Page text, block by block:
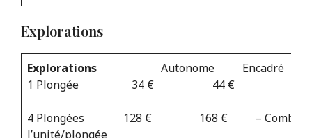
Explorations
Explorations Autonome Encadré
1 Plongée 34 € 44 €
4 Plongées 128 € 168 € –
l’unité/plongée